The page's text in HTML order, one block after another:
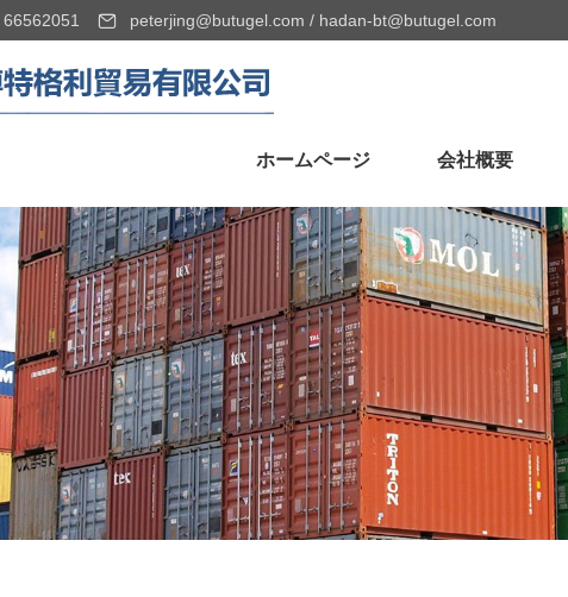
66562051 peterjing@butugel.com / hadan-bt@butugel.com
ホームページ 会社概要